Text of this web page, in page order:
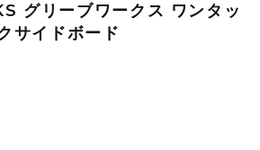
グリーブワークス ワンタッ
サイドボード